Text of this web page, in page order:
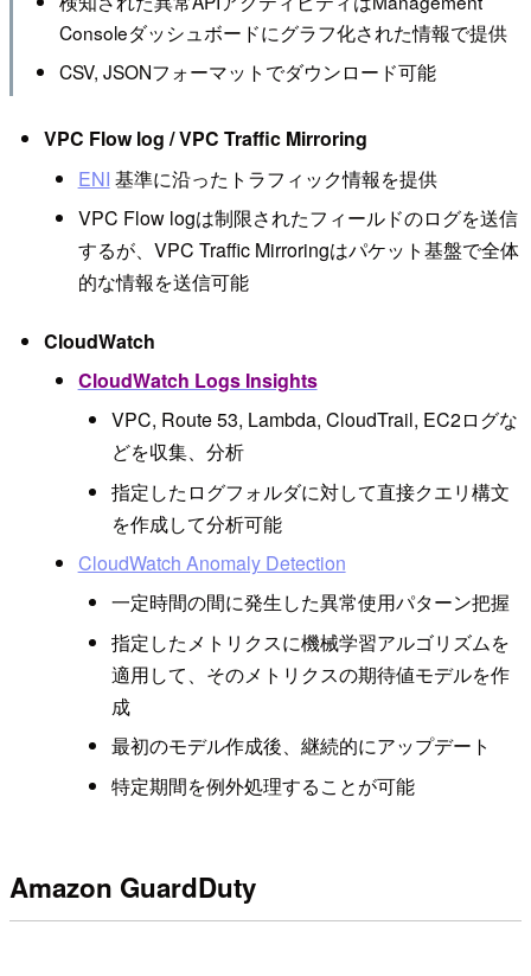
Consoleダッシュボードにグラフ化された情報で提供
CSV, JSONフォーマットでダウンロード可能
VPC Flow log / VPC Traffic Mirroring
ENI 基準に沿ったトラフィック情報を提供
VPC Flow logは制限されたフィールドのログを送信
するが、VPC Traffic Mirroringはパケット基盤で全体
的な情報を送信可能
CloudWatch
CloudWatch Logs Insights
VPC, Route 53, Lambda, CloudTrail, EC2ログな
どを収集、分析
指定したログフォルダに対して直接クエリ構文
を作成して分析可能
CloudWatch Anomaly Detection
一定時間の間に発生した異常使用パターン把握
指定したメトリクスに機械学習アルゴリズムを
適用して、そのメトリクスの期待値モデルを作
成
最初のモデル作成後、継続的にアップデート
特定期間を例外処理することが可能
Amazon GuardDuty